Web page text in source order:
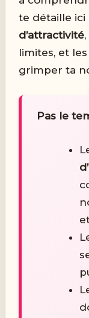
te détaille
d’attractivité
limites, et
grimper ta
Pas le